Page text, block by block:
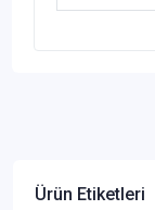
Ürün Etiketleri